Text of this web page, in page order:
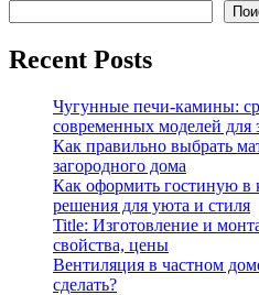
Recent Posts
Чугунные печи-камины:
современных моделей для
Как правильно выбрать
загородного дома
Как оформить гостиную в
решения для уюта и стиля
Title: Изготовление и
свойства, цены
Вентиляция в частном
сделать?